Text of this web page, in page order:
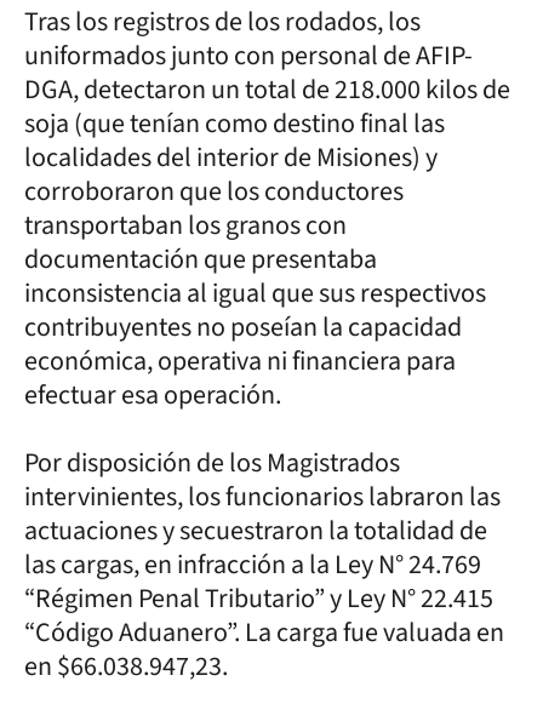
Tras los registros de los rodados, los
uniformados junto con personal de AFIP-
DGA, detectaron un total de 218.000 kilos de
soja (que tenían como destino final las
localidades del interior de Misiones) y
corroboraron que los conductores
transportaban los granos con
documentación que presentaba
inconsistencia al igual que sus respectivos
contribuyentes no poseían la capacidad
económica, operativa ni financiera para
efectuar esa operación.
Por disposición de los Magistrados
intervinientes, los funcionarios labraron las
actuaciones y secuestraron la totalidad de
las cargas, en infracción a la Ley N° 24.769
“Régimen Penal Tributario” y Ley N° 22.415
“Código Aduanero”. La carga fue valuada en
en $66.038.947,23.